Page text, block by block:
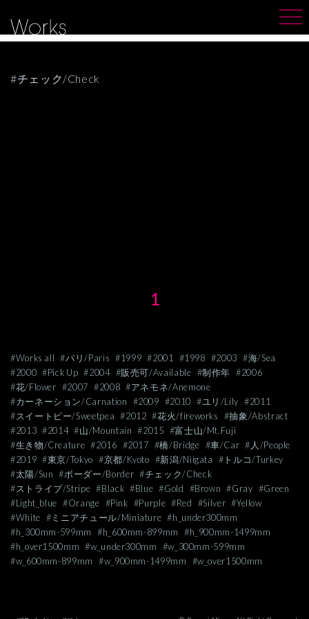
#チェック/Check
1
#Works all #パリ/Paris #1999 #2001 #1998 #2003 #海/Sea
#2000 #Pick Up #2004 #販売可/Available #制作年 #2006
#花/Flower #2007 #2008 #アネモネ/Anemone
#カーネーション/Carnation
#2009 #2010 #ユリ/Lily #2011
#スイートピー/Sweetpea #2012 #花火/fireworks
#抽象/Abstract
#2013 #2014 #山/Mountain #2015 #富士山/Mt.Fuji
#生き物/Creature #2016 #2017 #橋/Bridge #車/Car #人/People
#2019 #東京/Tokyo #京都/Kyoto #新潟/Niigata
#トルコ/Turkey
#太陽/Sun #ボーダー/Border #チェック/Check
#ストライプ/Stripe #Black #Blue #Gold #Brown #Gray #Green
#Light_blue #Orange #Pink #Purple #Red #Silver #Yellow
#White #ミニアチュール/Miniature #h_under300mm
#h_300mm-599mm
#h_600mm-899mm
#h_900mm-1499mm
#h_over1500mm #w_under300mm
#w_300mm-599mm
#w_600mm-899mm
#w_900mm-1499mm #w_over1500mm